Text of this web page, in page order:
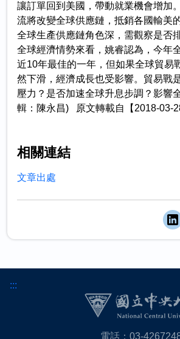
讓訂單回到美國，帶動就業機會增加
流將改變全球供應鏈，抵銷各國輸美
全球生產供應鏈角色深，需觀察是否
全球經濟情勢來看，姚睿認為，今年
近10年最佳的一年，但如果全球貿易
然下滑，經濟成長也受影響。貿易戰
壓力？是否加速全球升息步調？影響
輯：陳永昌) 原文轉載自【2018-03-
相關連結
文章出處
:::
電話：03-